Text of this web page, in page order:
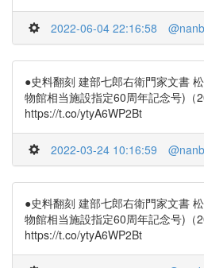
2022-06-04 22:16:58
●史料翻刻 建部七郎右衛門家文書
物館相当施設指定60周年記念号)（
https://t.co/ytyA6WP2Bt
2022-03-24 10:16:59
●史料翻刻 建部七郎右衛門家文書
物館相当施設指定60周年記念号)（
https://t.co/ytyA6WP2Bt